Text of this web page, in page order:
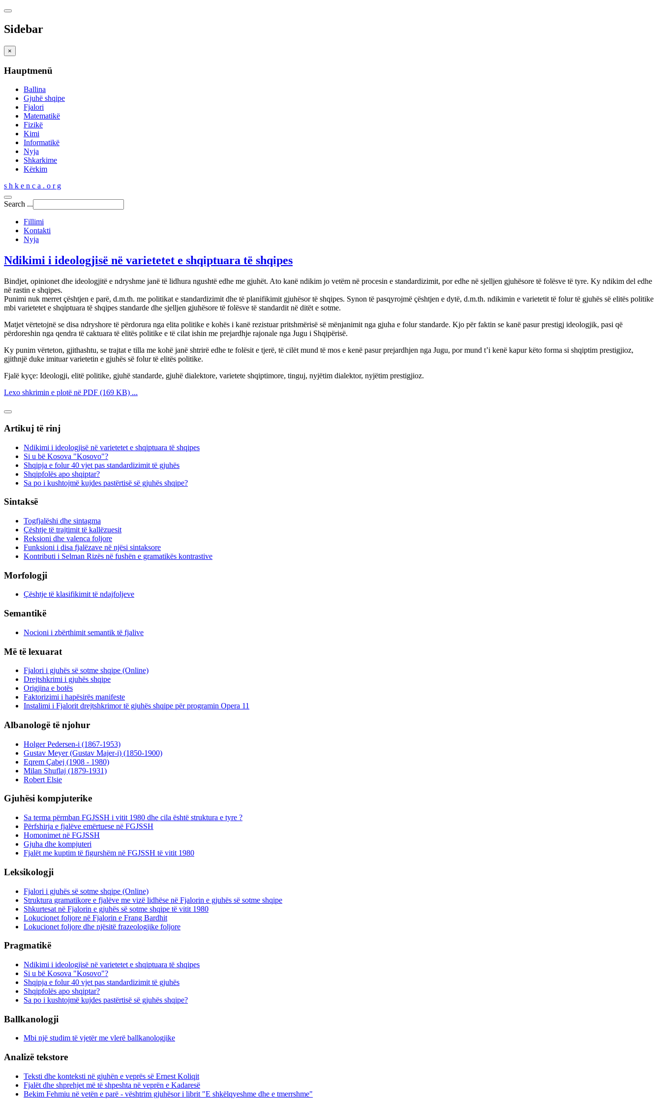
Sidebar
×
Hauptmenü
Ballina
Gjuhë shqipe
Fjalori
Matematikë
Fizikë
Kimi
Informatikë
Nyja
Shkarkime
Kërkim
s h k e n c a . o r g
Search ...
Fillimi
Kontakti
Nyja
Ndikimi i ideologjisë në varietetet e shqiptuara të shqipes
Bindjet, opinionet dhe ideologjitë e ndryshme janë të lidhura ngushtë edhe me gjuhët. Ato kanë ndikim jo vetëm në procesin e standardizimit, por edhe në sjelljen gjuhësore të folësve të tyre. Ky ndikim del edhe
në rastin e shqipes.
Punimi nuk merret çështjen e parë, d.m.th. me politikat e standardizimit dhe të planifikimit gjuhësor të shqipes. Synon të pasqyrojmë çështjen e dytë, d.m.th. ndikimin e varietetit të folur të gjuhës së elitës politike
mbi varietetet e shqiptuara të shqipes standarde dhe sjelljen gjuhësore të folësve të standardit në ditët e sotme.
Matjet vërtetojnë se disa ndryshore të përdorura nga elita politike e kohës i kanë rezistuar pritshmërisë së mënjanimit nga gjuha e folur standarde. Kjo për faktin se kanë pasur prestigj ideologjik, pasi që
përdoreshin nga qendra të caktuara të elitës politike e të cilat ishin me prejardhje rajonale nga Jugu i Shqipërisë.
Ky punim vërteton, gjithashtu, se trajtat e tilla me kohë janë shtrirë edhe te folësit e tjerë, të cilët mund të mos e kenë pasur prejardhjen nga Jugu, por mund t’i kenë kapur këto forma si shqiptim prestigjioz,
gjithnjë duke imituar varietetin e gjuhës së folur të elitës politike.
Fjalë kyçe: Ideologji, elitë politike, gjuhë standarde, gjuhë dialektore, varietete shqiptimore, tinguj, nyjëtim dialektor, nyjëtim prestigjioz.
Lexo shkrimin e plotë në PDF (169 KB) ...
Artikuj të rinj
Ndikimi i ideologjisë në varietetet e shqiptuara të shqipes
Si u bë Kosova "Kosovo"?
Shqipja e folur 40 vjet pas standardizimit të gjuhës
Shqipfolës apo shqiptar?
Sa po i kushtojmë kujdes pastërtisë së gjuhës shqipe?
Sintaksë
Togfjalëshi dhe sintagma
Çështje të trajtimit të kallëzuesit
Reksioni dhe valenca foljore
Funksioni i disa fjalëzave në njësi sintaksore
Kontributi i Selman Rizës në fushën e gramatikës kontrastive
Morfologji
Çështje të klasifikimit të ndajfoljeve
Semantikë
Nocioni i zbërthimit semantik të fjalive
Më të lexuarat
Fjalori i gjuhës së sotme shqipe (Online)
Drejtshkrimi i gjuhës shqipe
Origjina e botës
Faktorizimi i hapësirës manifeste
Instalimi i Fjalorit drejtshkrimor të gjuhës shqipe për programin Opera 11
Albanologë të njohur
Holger Pedersen-i (1867-1953)
Gustav Meyer (Gustav Majer-i) (1850-1900)
Eqrem Çabej (1908 - 1980)
Milan Shuflaj (1879-1931)
Robert Elsie
Gjuhësi kompjuterike
Sa terma përmban FGJSSH i vitit 1980 dhe cila është struktura e tyre ?
Përfshirja e fjalëve emërtuese në FGJSSH
Homonimet në FGJSSH
Gjuha dhe kompjuteri
Fjalët me kuptim të figurshëm në FGJSSH të vitit 1980
Leksikologji
Fjalori i gjuhës së sotme shqipe (Online)
Struktura gramatikore e fjalëve me vizë lidhëse në Fjalorin e gjuhës së sotme shqipe
Shkurtesat në Fjalorin e gjuhës së sotme shqipe të vitit 1980
Lokucionet foljore në Fjalorin e Frang Bardhit
Lokucionet foljore dhe njësitë frazeologjike foljore
Pragmatikë
Ndikimi i ideologjisë në varietetet e shqiptuara të shqipes
Si u bë Kosova "Kosovo"?
Shqipja e folur 40 vjet pas standardizimit të gjuhës
Shqipfolës apo shqiptar?
Sa po i kushtojmë kujdes pastërtisë së gjuhës shqipe?
Ballkanologji
Mbi një studim të vjetër me vlerë ballkanologjike
Analizë tekstore
Teksti dhe konteksti në gjuhën e veprës së Ernest Koliqit
Fjalët dhe shprehjet më të shpeshta në veprën e Kadaresë
Bekim Fehmiu në vetën e parë - vështrim gjuhësor i librit "E shkëlqyeshme dhe e tmerrshme"